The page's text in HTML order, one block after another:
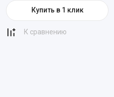
Купить в 1 клик
К сравнению